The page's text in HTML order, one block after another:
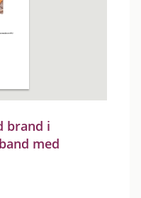
brand i
med